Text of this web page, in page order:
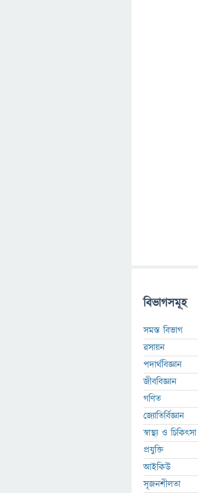
বিভাগসমূহ
সমস্ত বিভাগ
রসায়ন
পদার্থবিজ্ঞান
জীববিজ্ঞান
গণিত
জ্যোতির্বিজ্ঞান
স্বাস্থ্য ও চিকিৎসা
প্রযুক্তি
আইকিউ
সৃজনশীলতা